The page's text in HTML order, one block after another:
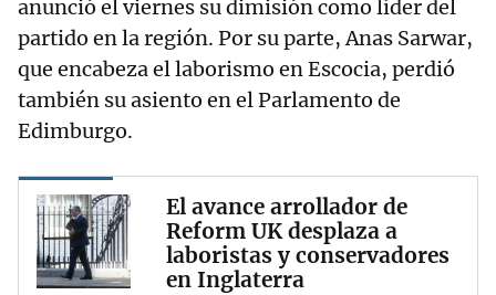
anunció el viernes su dimisión como líder del
partido en la región. Por su parte, Anas Sarwar,
que encabeza el laborismo en Escocia, perdió
también su asiento en el Parlamento de
Edimburgo.
El avance arrollador de
Reform UK desplaza a
laboristas y conservadores
en Inglaterra